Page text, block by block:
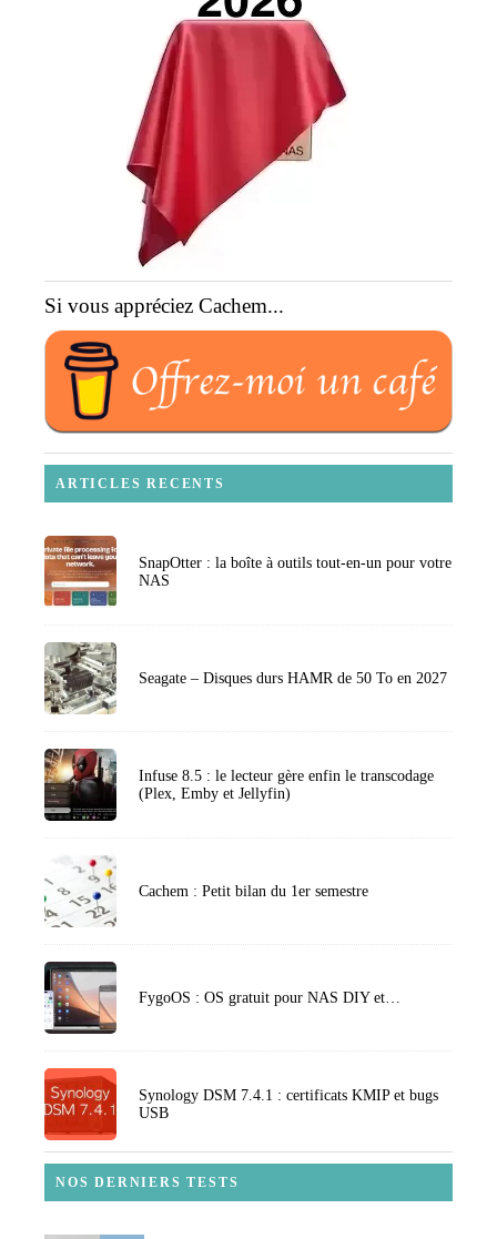
Si vous appréciez Cachem...
ARTICLES RECENTS
SnapOtter : la boîte à outils tout-en-un pour votre
NAS
Seagate – Disques durs HAMR de 50 To en 2027
Infuse 8.5 : le lecteur gère enfin le transcodage
(Plex, Emby et Jellyfin)
Cachem : Petit bilan du 1er semestre
FygoOS : OS gratuit pour NAS DIY et…
Synology DSM 7.4.1 : certificats KMIP et bugs
USB
NOS DERNIERS TESTS